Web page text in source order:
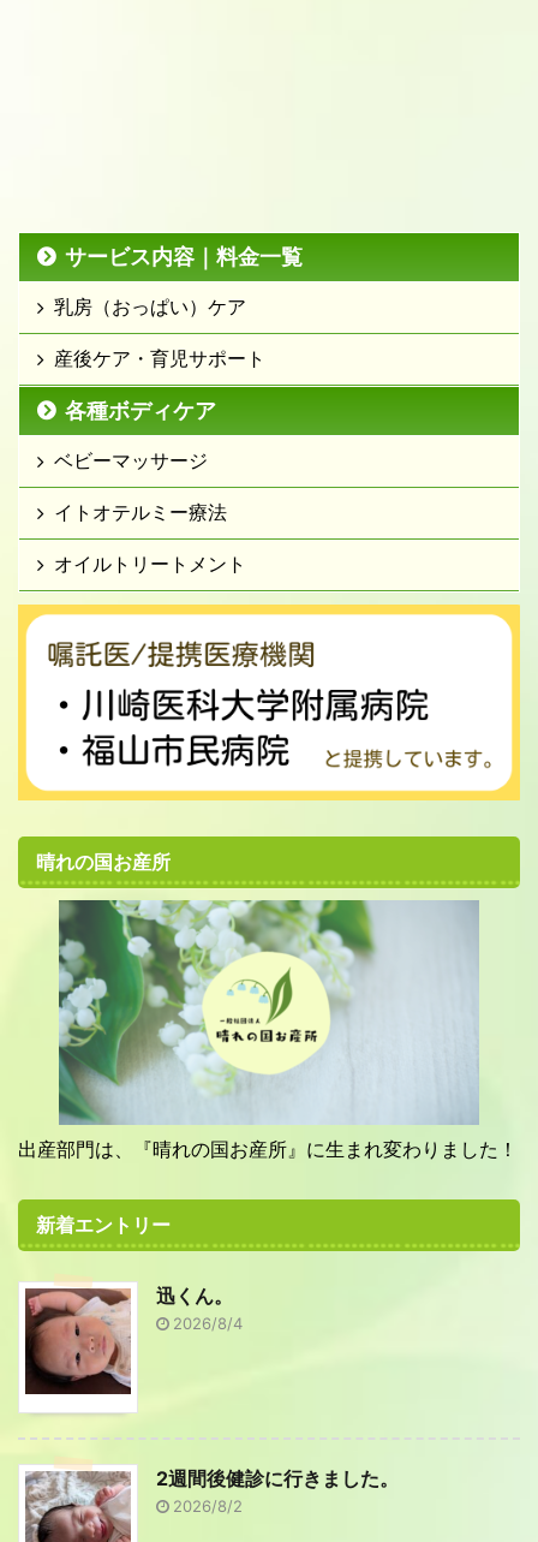
サービス内容｜料金一覧
乳房（おっぱい）ケア
産後ケア・育児サポート
各種ボディケア
ベビーマッサージ
イトオテルミー療法
オイルトリートメント
晴れの国お産所
出産部門は、『晴れの国お産所』に生まれ変わりました！
新着エントリー
迅くん。
2026/8/4
2週間後健診に行きました。
2026/8/2